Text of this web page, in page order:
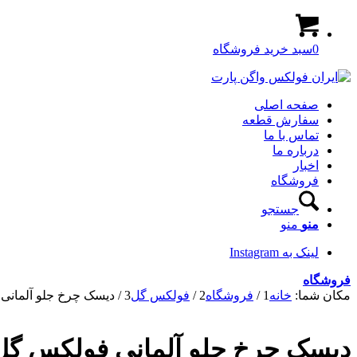
0سبد خرید فروشگاه
صفحه اصلی
سفارش قطعه
تماس با ما
درباره ما
اخبار
فروشگاه
جستجو
منو منو
لینک به Instagram
فروشگاه
مکان شما: خانه 1
/ فروشگاه2
/ فولکس گل3
/ دیسک چرخ جلو
دیسک چرخ جلو آلمانی فولکس